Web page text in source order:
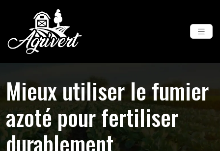
Mieux utiliser le fumier
azoté pour fertiliser
durablement